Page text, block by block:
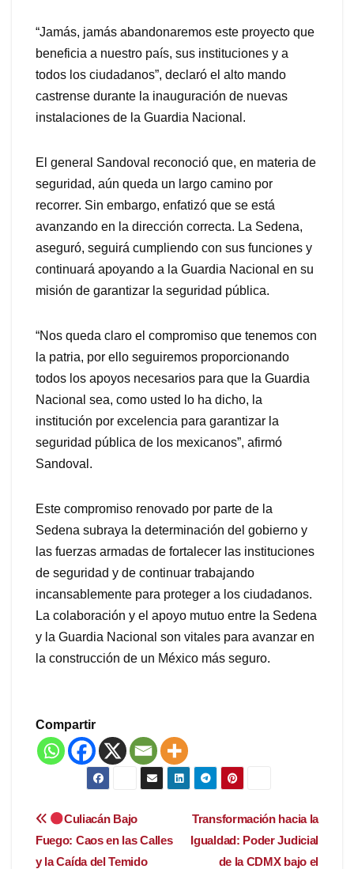
“Jamás, jamás abandonaremos este proyecto que
beneficia a nuestro país, sus instituciones y a
todos los ciudadanos”, declaró el alto mando
castrense durante la inauguración de nuevas
instalaciones de la Guardia Nacional.
El general Sandoval reconoció que, en materia de
seguridad, aún queda un largo camino por
recorrer. Sin embargo, enfatizó que se está
avanzando en la dirección correcta. La Sedena,
aseguró, seguirá cumpliendo con sus funciones y
continuará apoyando a la Guardia Nacional en su
misión de garantizar la seguridad pública.
“Nos queda claro el compromiso que tenemos con
la patria, por ello seguiremos proporcionando
todos los apoyos necesarios para que la Guardia
Nacional sea, como usted lo ha dicho, la
institución por excelencia para garantizar la
seguridad pública de los mexicanos”, afirmó
Sandoval.
Este compromiso renovado por parte de la
Sedena subraya la determinación del gobierno y
las fuerzas armadas de fortalecer las instituciones
de seguridad y de continuar trabajando
incansablemente para proteger a los ciudadanos.
La colaboración y el apoyo mutuo entre la Sedena
y la Guardia Nacional son vitales para avanzar en
la construcción de un México más seguro.
Compartir
Navegación
de
Transformación hacia la
Igualdad: Poder Judicial
de la CDMX bajo el
Culiacán Bajo
Fuego: Caos en las Calles
y la Caída del Temido